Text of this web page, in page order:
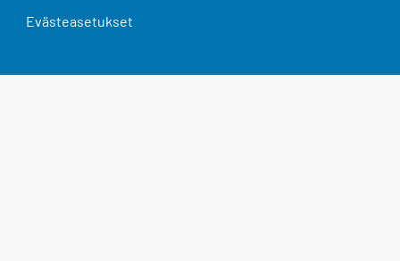
Evästeasetukset